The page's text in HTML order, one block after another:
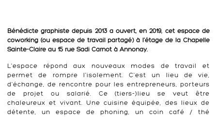
Bénédicte graphiste depuis 2013 a ouvert, en 2019, cet espace de
coworking (ou espace de travail partagé) à l'étage de la Chapelle
Sainte-Claire au 15 rue Sadi Carnot à Annonay.
L'espace répond aux nouveaux modes de travail et
permet de rompre l'isolement. C'est un lieu de vie,
d'échange, de rencontre pour les entrepreneurs, porteurs
de projet ou salarié. Ce (tiers-)lieu se veut être
chaleureux et vivant. Une cuisine équipée, des lieux de
détente, un espace de phoning, un coin café / thé